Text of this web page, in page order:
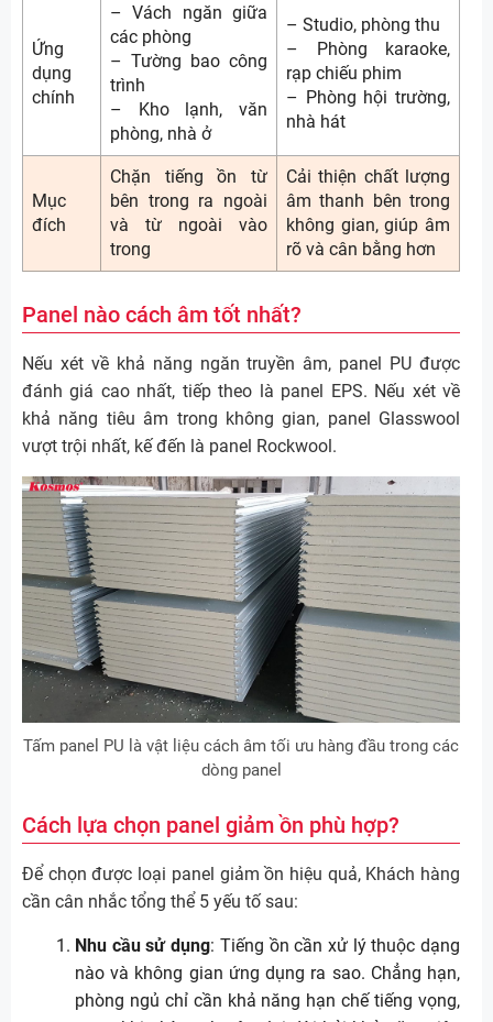
Ứng
dụng
chính
– Vách ngăn giữa
các phòng
– Tường bao công
trình
– Kho lạnh, văn
phòng, nhà ở
– Studio, phòng thu
– Phòng karaoke,
rạp chiếu phim
– Phòng hội trường,
nhà hát
Mục
đích
Chặn tiếng ồn từ
bên trong ra ngoài
và từ ngoài vào
trong
Cải thiện chất lượng
âm thanh bên trong
không gian, giúp âm
rõ và cân bằng hơn
Panel nào cách âm tốt nhất?
Nếu xét về khả năng ngăn truyền âm, panel PU được
đánh giá cao nhất, tiếp theo là panel EPS. Nếu xét về
khả năng tiêu âm trong không gian, panel Glasswool
vượt trội nhất, kế đến là panel Rockwool.
Tấm panel PU là vật liệu cách âm tối ưu hàng đầu trong các
dòng panel
Cách lựa chọn panel giảm ồn phù hợp?
Để chọn được loại panel giảm ồn hiệu quả, Khách hàng
cần cân nhắc tổng thể 5 yếu tố sau:
Nhu cầu sử dụng: Tiếng ồn cần xử lý thuộc dạng
nào và không gian ứng dụng ra sao. Chẳng hạn,
phòng ngủ chỉ cần khả năng hạn chế tiếng vọng,